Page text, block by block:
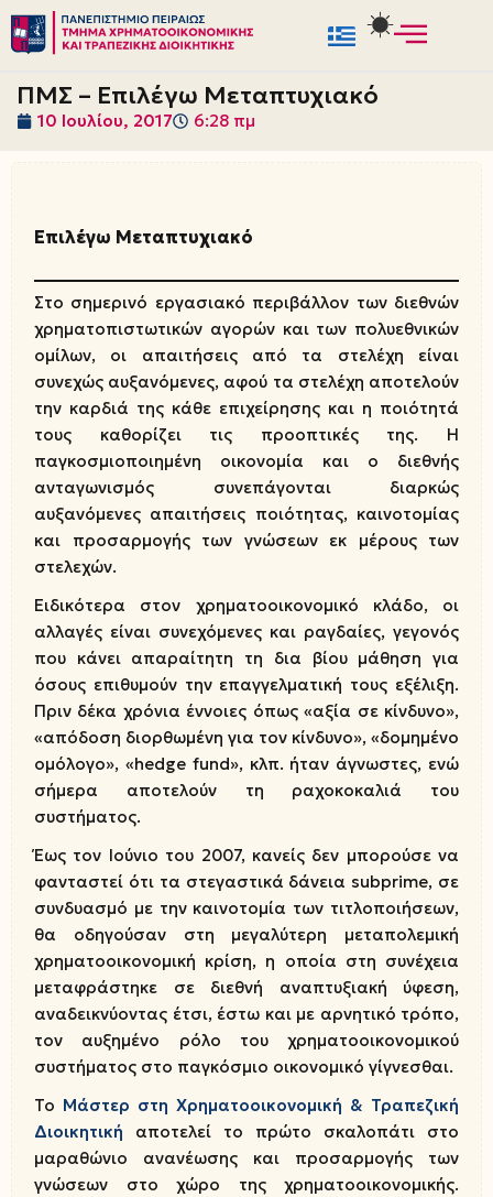
Μεταπηδήστε
στο
περιεχόμενο
ΠΜΣ – Επιλέγω Μεταπτυχιακό
10 Ιουλίου, 2017 6:28 πμ
Επιλέγω Μεταπτυχιακό
Στο σημερινό εργασιακό περιβάλλον των διεθνών
χρηματοπιστωτικών αγορών και των πολυεθνικών
ομίλων, οι απαιτήσεις από τα στελέχη είναι
συνεχώς αυξανόμενες, αφού τα στελέχη αποτελούν
την καρδιά της κάθε επιχείρησης και η ποιότητά
τους καθορίζει τις προοπτικές της. Η
παγκοσμιοποιημένη οικονομία και ο διεθνής
ανταγωνισμός συνεπάγονται διαρκώς
αυξανόμενες απαιτήσεις ποιότητας, καινοτομίας
και προσαρμογής των γνώσεων εκ μέρους των
στελεχών.
Ειδικότερα στον χρηματοοικονομικό κλάδο, οι
αλλαγές είναι συνεχόμενες και ραγδαίες, γεγονός
που κάνει απαραίτητη τη δια βίου μάθηση για
όσους επιθυμούν την επαγγελματική τους εξέλιξη.
Πριν δέκα χρόνια έννοιες όπως «αξία σε κίνδυνο»,
«απόδοση διορθωμένη για τον κίνδυνο», «δομημένο
ομόλογο», «hedge fund», κλπ. ήταν άγνωστες, ενώ
σήμερα αποτελούν τη ραχοκοκαλιά του
συστήματος.
Έως τον Ιούνιο του 2007, κανείς δεν μπορούσε να
φανταστεί ότι τα στεγαστικά δάνεια subprime, σε
συνδυασμό με την καινοτομία των τιτλοποιήσεων,
θα οδηγούσαν στη μεγαλύτερη μεταπολεμική
χρηματοοικονομική κρίση, η οποία στη συνέχεια
μεταφράστηκε σε διεθνή αναπτυξιακή ύφεση,
αναδεικνύοντας έτσι, έστω και με αρνητικό τρόπο,
τον αυξημένο ρόλο του χρηματοοικονομικού
συστήματος στο παγκόσμιο οικονομικό γίγνεσθαι.
Το Μάστερ στη Χρηματοοικονομική & Τραπεζική
Διοικητική αποτελεί το πρώτο σκαλοπάτι στο
μαραθώνιο ανανέωσης και προσαρμογής των
γνώσεων στο χώρο της χρηματοοικονομικής.